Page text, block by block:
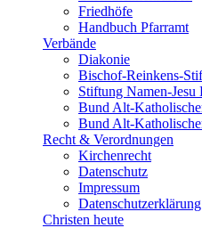
Friedhöfe
Handbuch Pfarramt
Verbände
Diakonie
Bischof-Reinkens-
Stiftung Namen-Jesu
Bund Alt-
Bund Alt-
Recht & Verordnungen
Kirchenrecht
Datenschutz
Impressum
Datenschutzerklärung
Christen heute